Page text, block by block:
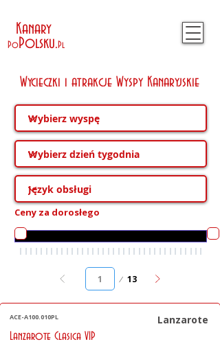
Kanary
PoPolsku.Pl
Wycieczki i atrakcje Wyspy Kanaryjskie
Ceny za dorosłego
13
Podstrona
ACE-A100.010PL
Lanzarote
Lanzarote Clasica VIP